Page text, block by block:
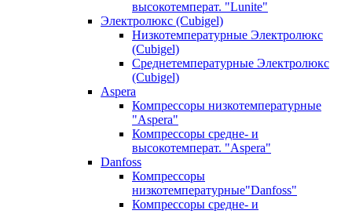
высокотемперат. "Lunite"
Электролюкс (Cubigel)
Низкотемпературные Электролюкс
(Cubigel)
Среднетемпературные Электролюкс
(Cubigel)
Aspera
Компрессоры низкотемпературные
"Aspera"
Компрессоры средне- и
высокотемперат. "Aspera"
Danfoss
Компрессоры
низкотемпературные"Danfoss"
Компрессоры средне- и